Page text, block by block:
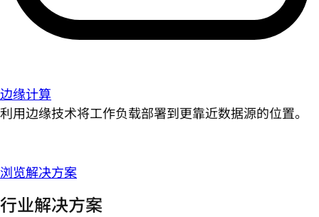
边缘计算
利用边缘技术将工作负载部署到更靠近数据源的位置。
浏览解决方案
行业解决方案